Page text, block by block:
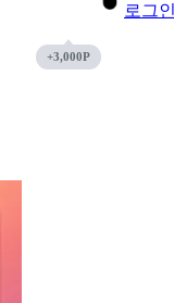
로그